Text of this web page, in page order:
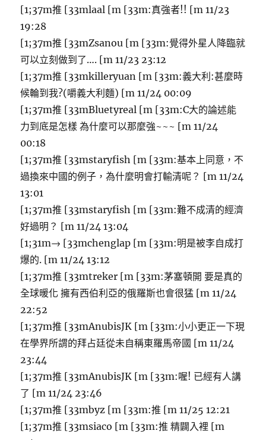
[1;37m推 [33mlaal [m [33m:真強者!! [m 11/23
19:28
[1;37m推 [33mZsanou [m [33m:覺得外星人降臨就
可以立刻做到了…. [m 11/23 23:12
[1;37m推 [33mkilleryuan [m [33m:義大利:甚麼時
候輪到我?(嚼義大利麵) [m 11/24 00:09
[1;37m推 [33mBluetyreal [m [33m:C大的論述能
力到底是怎樣 為什麼可以那麼強~~~ [m 11/24
00:18
[1;37m推 [33mstaryfish [m [33m:基本上同意，不
過換來中國的例子，為什麼明會打輸清呢？ [m 11/24
13:01
[1;37m推 [33mstaryfish [m [33m:難不成清的經濟
好過明？ [m 11/24 13:04
[1;31m→ [33mchenglap [m [33m:明是被李自成打
爆的. [m 11/24 13:12
[1;37m推 [33mtreker [m [33m:茅塞頓開 要是真的
全球暖化 擁有西伯利亞的俄羅斯也會很猛 [m 11/24
22:52
[1;37m推 [33mAnubisJK [m [33m:小小更正一下現
在學界所謂的拜占廷從未自稱東羅馬帝國 [m 11/24
23:44
[1;37m推 [33mAnubisJK [m [33m:喔! 已經有人講
了 [m 11/24 23:46
[1;37m推 [33mbyz [m [33m:推 [m 11/25 12:21
[1;37m推 [33msiaco [m [33m:推 精闢入裡 [m